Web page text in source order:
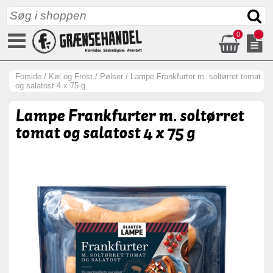
0
Forside / Køl og Frost / Pølser / Lampe Frankfurter m. soltørret tomat
og salatost 4 x 75 g
Lampe Frankfurter m. soltørret
tomat og salatost 4 x 75 g